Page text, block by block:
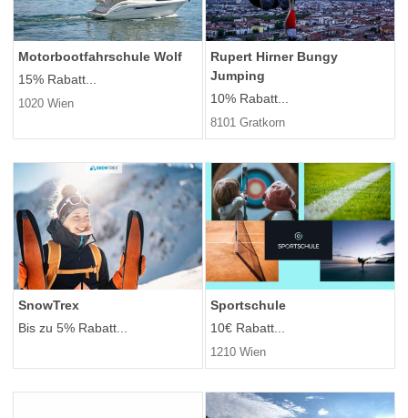
Motorbootfahrschule Wolf
15% Rabatt...
1020 Wien
Rupert Hirner Bungy
Jumping
10% Rabatt...
8101 Gratkorn
SnowTrex
Bis zu 5% Rabatt...
Sportschule
10€ Rabatt...
1210 Wien